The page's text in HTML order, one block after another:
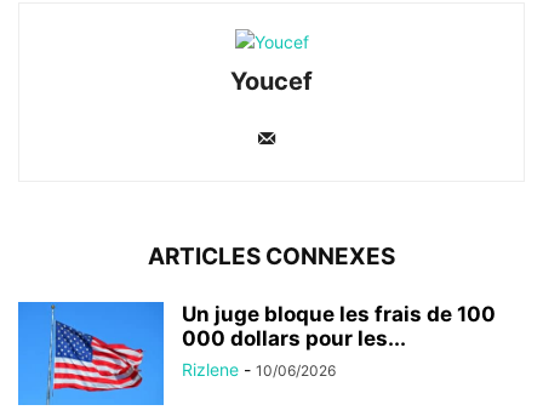
Youcef
ARTICLES CONNEXES
Un juge bloque les frais de 100
000 dollars pour les...
Rizlene - 10/06/2026